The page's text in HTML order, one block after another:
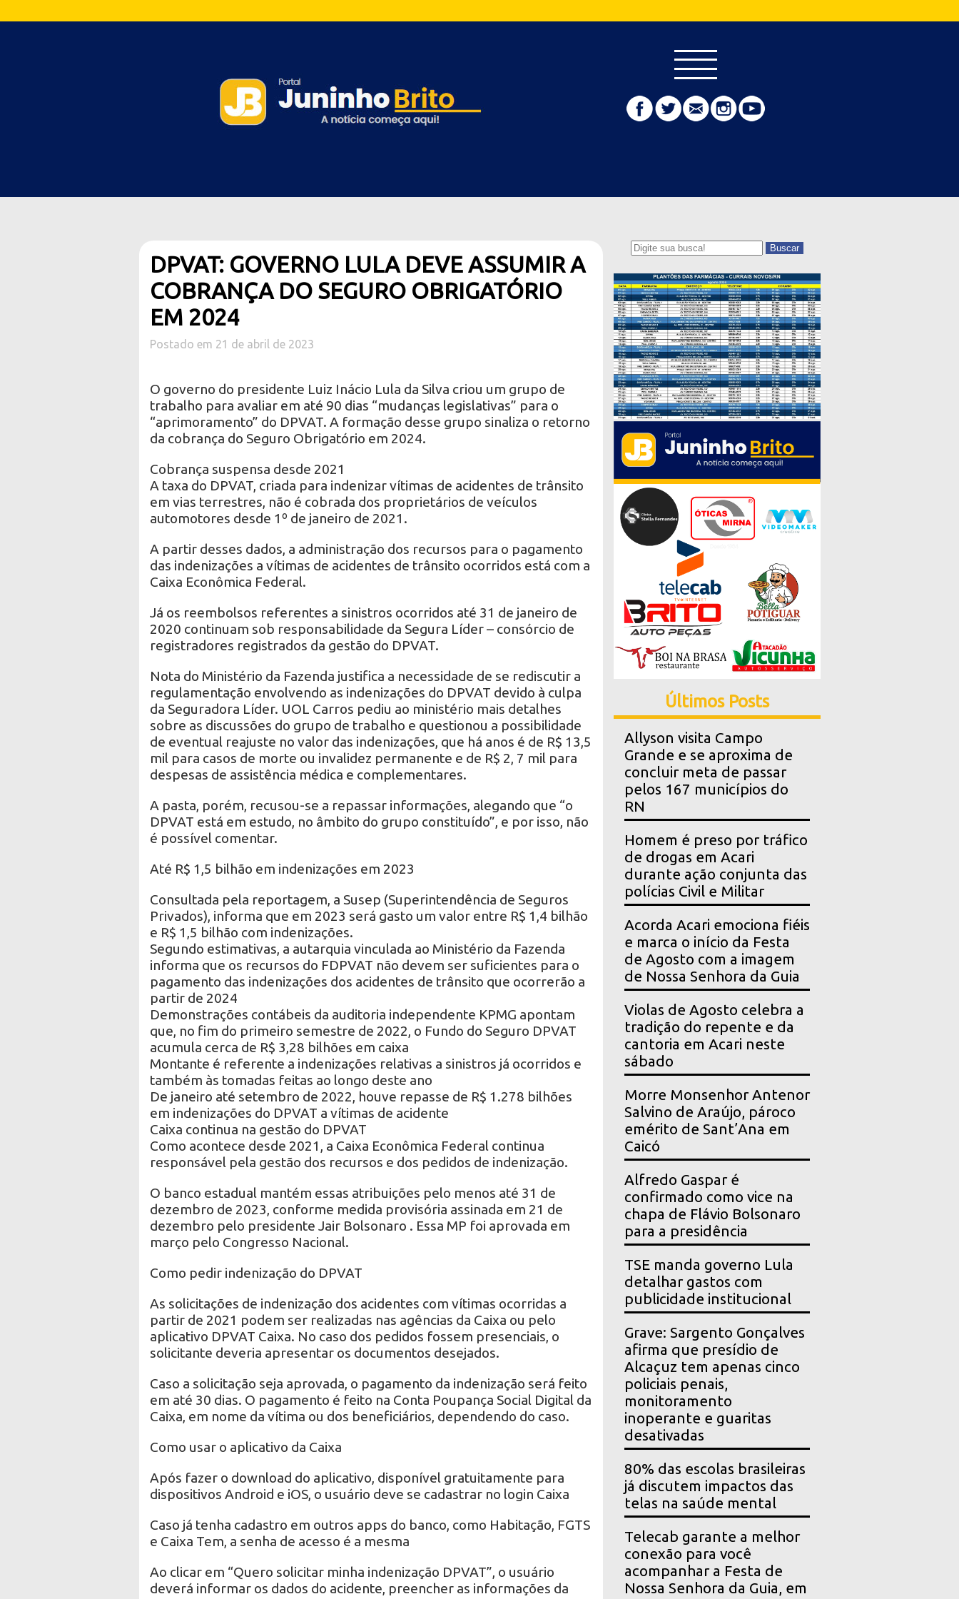
DPVAT: GOVERNO LULA DEVE ASSUMIR A
COBRANÇA DO SEGURO OBRIGATÓRIO
EM 2024
Postado em 21 de abril de 2023
O governo do presidente Luiz Inácio Lula da Silva criou um grupo de
trabalho para avaliar em até 90 dias “mudanças legislativas” para o
“aprimoramento” do DPVAT. A formação desse grupo sinaliza o retorno
da cobrança do Seguro Obrigatório em 2024.
Cobrança suspensa desde 2021
A taxa do DPVAT, criada para indenizar vítimas de acidentes de trânsito
em vias terrestres, não é cobrada dos proprietários de veículos
automotores desde 1º de janeiro de 2021.
A partir desses dados, a administração dos recursos para o pagamento
das indenizações a vítimas de acidentes de trânsito ocorridos está com a
Caixa Econômica Federal.
Já os reembolsos referentes a sinistros ocorridos até 31 de janeiro de
2020 continuam sob responsabilidade da Segura Líder – consórcio de
registradores registrados da gestão do DPVAT.
Nota do Ministério da Fazenda justifica a necessidade de se rediscutir a
regulamentação envolvendo as indenizações do DPVAT devido à culpa
da Seguradora Líder. UOL Carros pediu ao ministério mais detalhes
sobre as discussões do grupo de trabalho e questionou a possibilidade
de eventual reajuste no valor das indenizações, que há anos é de R$ 13,5
mil para casos de morte ou invalidez permanente e de R$ 2, 7 mil para
despesas de assistência médica e complementares.
A pasta, porém, recusou-se a repassar informações, alegando que “o
DPVAT está em estudo, no âmbito do grupo constituído”, e por isso, não
é possível comentar.
Até R$ 1,5 bilhão em indenizações em 2023
Consultada pela reportagem, a Susep (Superintendência de Seguros
Privados), informa que em 2023 será gasto um valor entre R$ 1,4 bilhão
e R$ 1,5 bilhão com indenizações.
Segundo estimativas, a autarquia vinculada ao Ministério da Fazenda
informa que os recursos do FDPVAT não devem ser suficientes para o
pagamento das indenizações dos acidentes de trânsito que ocorrerão a
partir de 2024
Demonstrações contábeis da auditoria independente KPMG apontam
que, no fim do primeiro semestre de 2022, o Fundo do Seguro DPVAT
acumula cerca de R$ 3,28 bilhões em caixa
Montante é referente a indenizações relativas a sinistros já ocorridos e
também às tomadas feitas ao longo deste ano
De janeiro até setembro de 2022, houve repasse de R$ 1.278 bilhões
em indenizações do DPVAT a vítimas de acidente
Caixa continua na gestão do DPVAT
Como acontece desde 2021, a Caixa Econômica Federal continua
responsável pela gestão dos recursos e dos pedidos de indenização.
O banco estadual mantém essas atribuições pelo menos até 31 de
dezembro de 2023, conforme medida provisória assinada em 21 de
dezembro pelo presidente Jair Bolsonaro . Essa MP foi aprovada em
março pelo Congresso Nacional.
Como pedir indenização do DPVAT
As solicitações de indenização dos acidentes com vítimas ocorridas a
partir de 2021 podem ser realizadas nas agências da Caixa ou pelo
aplicativo DPVAT Caixa. No caso dos pedidos fossem presenciais, o
solicitante deveria apresentar os documentos desejados.
Caso a solicitação seja aprovada, o pagamento da indenização será feito
em até 30 dias. O pagamento é feito na Conta Poupança Social Digital da
Caixa, em nome da vítima ou dos beneficiários, dependendo do caso.
Como usar o aplicativo da Caixa
Após fazer o download do aplicativo, disponível gratuitamente para
dispositivos Android e iOS, o usuário deve se cadastrar no login Caixa
Caso já tenha cadastro em outros apps do banco, como Habitação, FGTS
e Caixa Tem, a senha de acesso é a mesma
Ao clicar em “Quero solicitar minha indenização DPVAT”, o usuário
deverá informar os dados do acidente, preencher as informações da
Buscar
Últimos Posts
Allyson visita Campo
Grande e se aproxima de
concluir meta de passar
pelos 167 municípios do
RN
Homem é preso por tráfico
de drogas em Acari
durante ação conjunta das
polícias Civil e Militar
Acorda Acari emociona fiéis
e marca o início da Festa
de Agosto com a imagem
de Nossa Senhora da Guia
Violas de Agosto celebra a
tradição do repente e da
cantoria em Acari neste
sábado
Morre Monsenhor Antenor
Salvino de Araújo, pároco
emérito de Sant’Ana em
Caicó
Alfredo Gaspar é
confirmado como vice na
chapa de Flávio Bolsonaro
para a presidência
TSE manda governo Lula
detalhar gastos com
publicidade institucional
Grave: Sargento Gonçalves
afirma que presídio de
Alcaçuz tem apenas cinco
policiais penais,
monitoramento
inoperante e guaritas
desativadas
80% das escolas brasileiras
já discutem impactos das
telas na saúde mental
Telecab garante a melhor
conexão para você
acompanhar a Festa de
Nossa Senhora da Guia, em